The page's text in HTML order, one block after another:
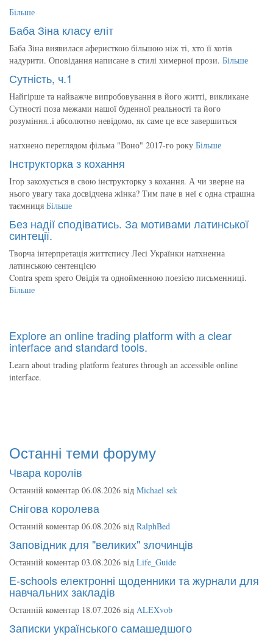
Більше
Баба Зіна класу еліт
Баба Зіна виявилася аферисткою більшою ніж ті, хто її хотів
надурити. Оповідання написане в стилі химерної прози. Більше
Сутність, ч.1
Найгірше та найважче випробовування в його житті, викликане
Сутності поза межами нашої буденної реальності та його
розуміння..і абсолютно невідомо, як саме це все завершиться
натхнено переглядом фільма "Воно" 2017-го року Більше
Інструкторка з кохання
Ігор закохується в свою інструкторку з кохання. А чи зверне на
нього увагу така досвідчена жінка? Тим паче в неї є одна страшна
таємниця Більше
Без надії сподіватись. За мотивами латинської
синтеції.
Творча інтерпретація життєпису Лесі Українки натхненна
латинською сентенцією
Contra spem spero Овідія та однойменною поезією письменниці.
Більше
Explore an online trading platform with a clear
interface and standard tools.
Learn about trading platform features through an accessible online
interface.
Останні теми форуму
Чвара королів
Останній коментар 06.08.2026 від Michael sek
Снігова королева
Останній коментар 06.08.2026 від RalphBed
Заповідник для "великих" злочинців
Останній коментар 03.08.2026 від Life_Guide
E-schools електронні щоденники та журнали для
навчальних закладів
Останній коментар 18.07.2026 від ALEXvob
Записки українського самашедшого